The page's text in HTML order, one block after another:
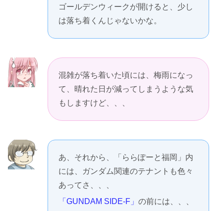
ゴールデンウィークが開けると、少し
は落ち着くんじゃないかな。
混雑が落ち着いた頃には、梅雨になっ
て、晴れた日が減ってしまうような気
もしますけど、、、
あ、それから、「ららぽーと福岡」内
には、ガンダム関連のテナントも色々
あってさ、、、
「GUNDAM SIDE-F」 の前には、、、